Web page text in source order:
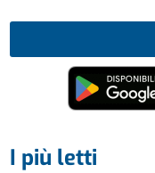
I più letti